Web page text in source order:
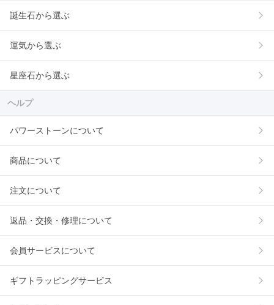
誕生石から選ぶ
運気から選ぶ
星座石から選ぶ
ヘルプ
パワーストーンについて
商品について
注文について
返品・交換・修理について
会員サービスについて
ギフトラッピングサービス